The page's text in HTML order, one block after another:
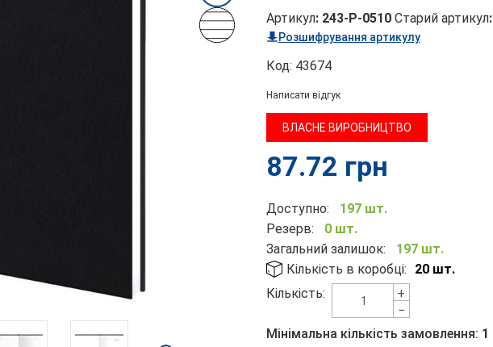
Артикул: 243-P-0510 Старий артикул:
Розшифрування артикулу
Код: 43674
Написати відгук
ВЛАСНЕ ВИРОБНИЦТВО
87.72 грн
Доступно:
197 шт.
Резерв:
0 шт.
Загальний залишок:
197 шт.
Кількість в коробці:
20 шт.
Кількість:
+
−
Мінімальна кількість замовлення: 1